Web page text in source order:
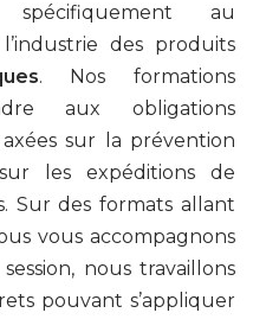
spécifiquement au
des produits
. Nos formations
aux obligations
sur la prévention
les expéditions de
Sur des formats allant
vous accompagnons
nous travaillons
pouvant s’appliquer